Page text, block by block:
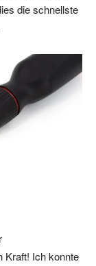
die schnellste
Kraft! Ich konnte